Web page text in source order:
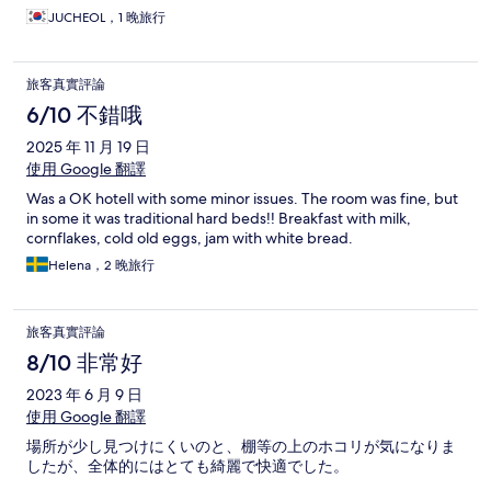
JUCHEOL，1 晚旅行
旅客真實評論
6/10 不錯哦
2025 年 11 月 19 日
使用 Google 翻譯
Was a OK hotell with some minor issues. The room was fine, but
in some it was traditional hard beds!! Breakfast with milk,
cornflakes, cold old eggs, jam with white bread.
Helena，2 晚旅行
旅客真實評論
8/10 非常好
2023 年 6 月 9 日
使用 Google 翻譯
場所が少し見つけにくいのと、棚等の上のホコリが気になりま
したが、全体的にはとても綺麗で快適でした。